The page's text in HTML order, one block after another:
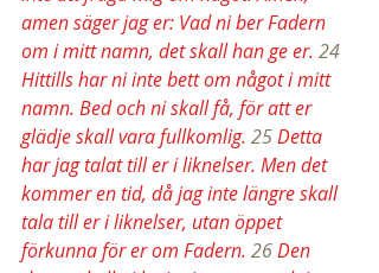
amen säger jag er: Vad ni ber Fadern
om i mitt namn, det skall han ge er. 24
Hittills har ni inte bett om något i mitt
namn. Bed och ni skall få, för att er
glädje skall vara fullkomlig. 25 Detta
har jag talat till er i liknelser. Men det
kommer en tid, då jag inte längre skall
tala till er i liknelser, utan öppet
förkunna för er om Fadern. 26 Den